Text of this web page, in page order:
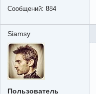
Сообщений: 884
Siamsy
Пользователь